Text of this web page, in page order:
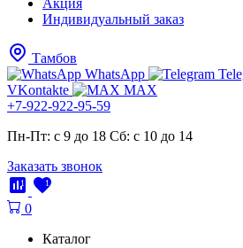
Акция
Индивидуальный заказ
Тамбов
WhatsApp
VKontakte
MAX
+7-922-922-95-59
Пн-Пт: с 9 до 18 Cб: с 10 до 14
Заказать звонок
1 1
0
Каталог